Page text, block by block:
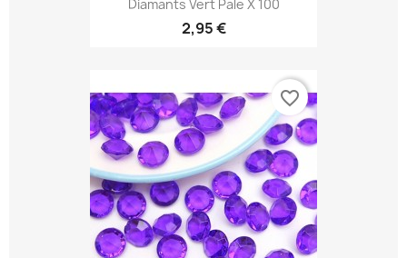
Diamants Vert Pale X 100
2,95 €
favorite_border